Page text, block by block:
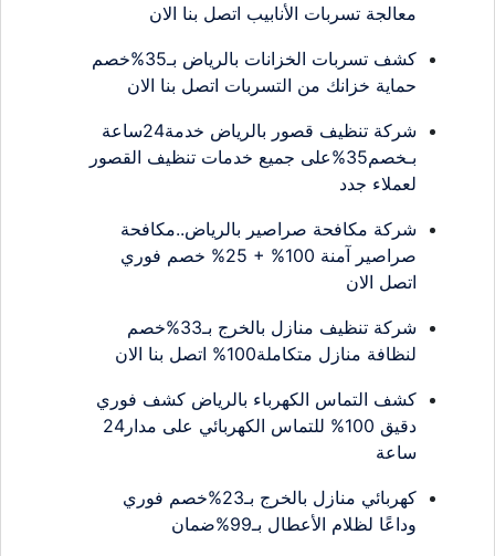
معالجة تسربات الأنابيب اتصل بنا الان
كشف تسربات الخزانات بالرياض بـ35%خصم
حماية خزانك من التسربات اتصل بنا الان
شركة تنظيف قصور بالرياض خدمة24ساعة
بـخصم35%على جميع خدمات تنظيف القصور
لعملاء جدد
شركة مكافحة صراصير بالرياض..مكافحة
صراصير آمنة 100% + 25% خصم فوري
اتصل الان
شركة تنظيف منازل بالخرج بـ33%خصم
لنظافة منازل متكاملة100% اتصل بنا الان
كشف التماس الكهرباء بالرياض كشف فوري
دقيق 100% للتماس الكهربائي على مدار24
ساعة
كهربائي منازل بالخرج بـ23%خصم فوري
وداعًا لظلام الأعطال بـ99%ضمان